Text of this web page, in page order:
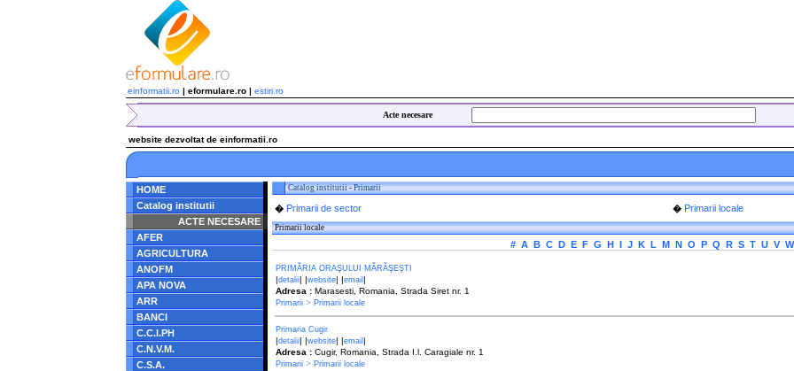
einformatii.ro | eformulare.ro | estiri.ro
Acte necesare
website dezvoltat de einformatii.ro
HOME
Catalog institutii
ACTE NECESARE
AFER
AGRICULTURA
ANOFM
APA NOVA
ARR
BANCI
C.C.I.PH
C.N.V.M.
C.S.A.
Catalog institutii-Primarii
� Primarii de sector � Primarii locale
Primarii locale
# A B C D E F G H I J K L M N O P Q R S T U V W
PRIMĂRIA ORAŞULUI MĂRĂŞEŞTI
|detalii| |website| |email |
Adresa : Marasesti, Romania, Strada Siret nr. 1
Primarii > Primarii locale
Primaria Cugir
|detalii| |website| |email |
Adresa : Cugir, Romania, Strada I.l. Caragiale nr. 1
Primarii > Primarii locale